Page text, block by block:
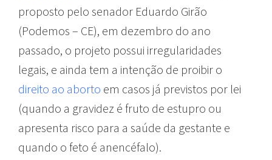
proposto pelo senador Eduardo Girão
(Podemos – CE), em dezembro do ano
passado, o projeto possui irregularidades
legais, e ainda tem a intenção de proibir o
direito ao aborto em casos já previstos por lei
(quando a gravidez é fruto de estupro ou
apresenta risco para a saúde da gestante e
quando o feto é anencéfalo).